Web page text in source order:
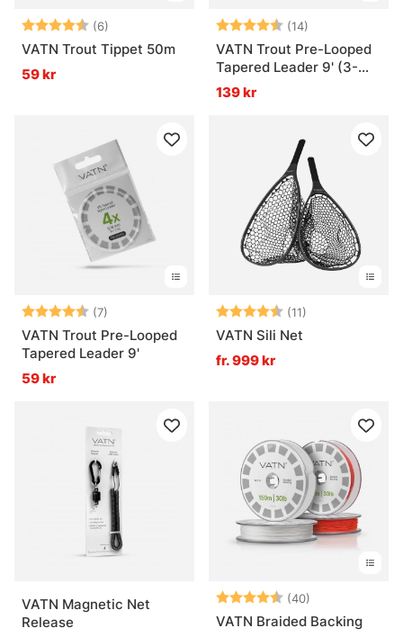
Betyg: (6)
4.8 utav 5 stjärnor
VATN Trout Tippet 50m
59 kr
Betyg: (14)
VATN Trout Pre-Looped
Tapered Leader 9' (3-
pack)
139 kr
Betyg: (7)
4.4 utav 5 stjärnor
VATN Trout Pre-Looped
Tapered Leader 9'
59 kr
Betyg: (11)
VATN Sili Net
fr. 999 kr
VATN Magnetic Net
Release
Betyg: (40)
VATN Braided Backing